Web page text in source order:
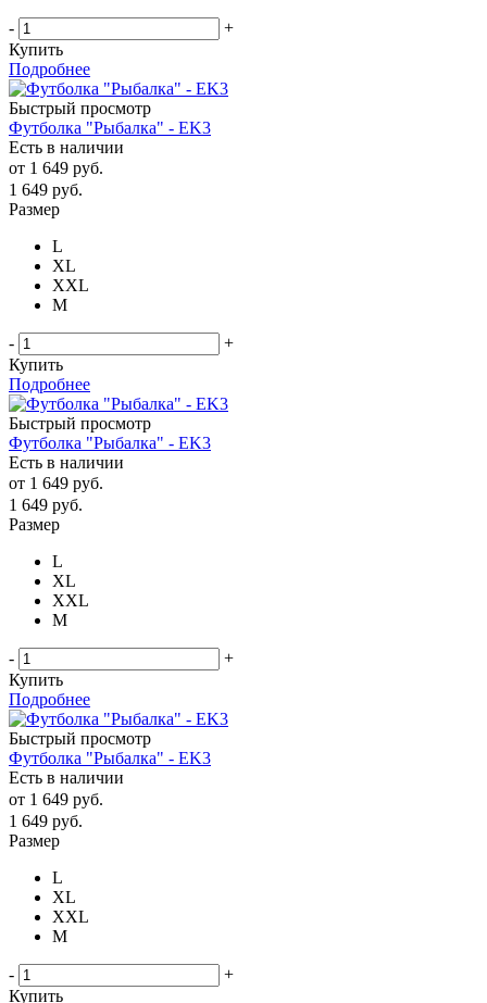
-
+
Купить
Подробнее
Быстрый просмотр
Футболка "Рыбалка" - EK3
Есть в наличии
от 1 649 руб.
1 649 руб.
Размер
L
XL
XXL
М
-
+
Купить
Подробнее
Быстрый просмотр
Футболка "Рыбалка" - EK3
Есть в наличии
от 1 649 руб.
1 649 руб.
Размер
L
XL
XXL
М
-
+
Купить
Подробнее
Быстрый просмотр
Футболка "Рыбалка" - EK3
Есть в наличии
от 1 649 руб.
1 649 руб.
Размер
L
XL
XXL
М
-
+
Купить